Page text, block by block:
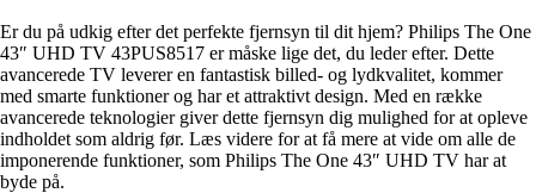
Er du på udkig efter det perfekte fjernsyn til dit hjem? Philips The One
43″ UHD TV 43PUS8517 er måske lige det, du leder efter. Dette
avancerede TV leverer en fantastisk billed- og lydkvalitet, kommer
med smarte funktioner og har et attraktivt design. Med en række
avancerede teknologier giver dette fjernsyn dig mulighed for at opleve
indholdet som aldrig før. Læs videre for at få mere at vide om alle de
imponerende funktioner, som Philips The One 43″ UHD TV har at
byde på.